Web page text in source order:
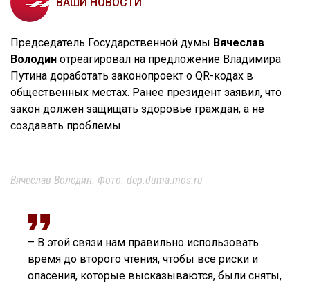
Председатель Государственной думы Вячеслав
Володин отреагировал на предложение Владимира
Путина доработать законопроект о QR-кодах в
общественных местах. Ранее президент заявил, что
закон должен защищать здоровье граждан, а не
создавать проблемы.
Вячеслав Володин. Фото: dep.duma.mos.ru
– В этой связи нам правильно использовать
время до второго чтения, чтобы все риски и
опасения, которые высказываются, были сняты,